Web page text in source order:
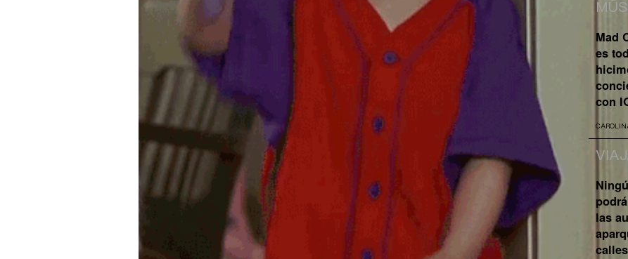
Mad
es
con
las
calles